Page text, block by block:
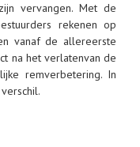
vervangen. Met de
rekenen op
vanaf de allereerste
na het verlatenvan de
remverbetering. In